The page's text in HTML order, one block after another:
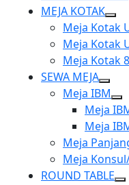
MEJA KOTAK
sub
Meja Kotak
Meja Kotak
Meja Kotak
SEWA MEJA
Show
sub
Meja IBM
Meja
Meja
Meja
Meja
ROUND TABLE